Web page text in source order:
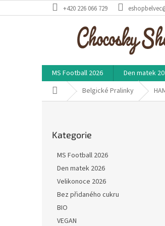
na
+420 226 066 729
MS Football 2026 Den matek
Domů Belgické Pralinky
kategorie
Kategorie
MS Football 2026
Den matek 2026
Velikonoce 2026
Bez přidaného cukru
BIO
VEGAN